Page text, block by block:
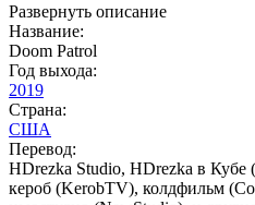
Развернуть описание
Название:
Doom Patrol
Год выхода:
2019
Страна:
США
Перевод:
HDrezka Studio, HDrezka в Кубе
кероб (KerobTV), колдфильм